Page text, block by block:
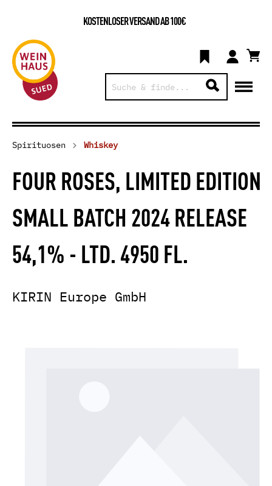
KOSTENLOSER VERSAND AB 100€
Spirituosen Whiskey
FOUR ROSES, LIMITED EDITION
SMALL BATCH 2024 RELEASE
54,1% - LTD. 4950 FL.
KIRIN Europe GmbH